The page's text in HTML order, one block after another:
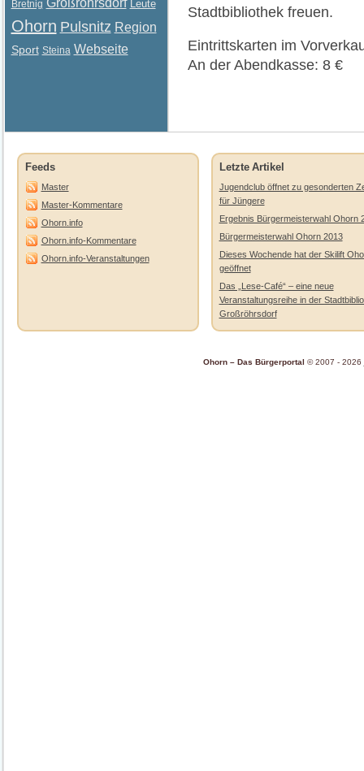
Stadtbibliothek freuen.
Eintrittskarten im
An der Abendkasse: 8 €
Bretnig Leute
Ohorn Pulsnitz Region
Sport Steina Webseite
Feeds
Master
Master-Kommentare
Ohorn.info
Ohorn.info-Kommentare
Ohorn.info-Veranstaltungen
Letzte Artikel
Jugendclub öffnet zu gesonderten
für Jüngere
Ergebnis Bürgermeisterwahl Ohorn
Bürgermeisterwahl Ohorn 2013
Dieses Wochende hat der Skilift
geöffnet
Das „Lese-Café“ – eine neue
Veranstaltungsreihe in der
Großröhrsdorf
Ohorn – Das Bürgerportal © 2007 - 2026